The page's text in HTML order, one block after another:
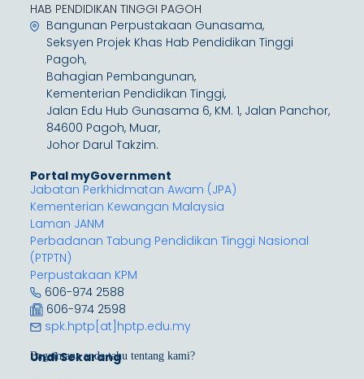
HAB PENDIDIKAN TINGGI PAGOH
Bangunan Perpustakaan Gunasama,
Seksyen Projek Khas Hab Pendidikan Tinggi
Pagoh,
Bahagian Pembangunan,
Kementerian Pendidikan Tinggi,
Jalan Edu Hub Gunasama 6, KM. 1, Jalan Panchor,
84600 Pagoh, Muar,
Johor Darul Takzim.
Portal myGovernment
Jabatan Perkhidmatan Awam (JPA)
Kementerian Kewangan Malaysia
Laman JANM
Perbadanan Tabung Pendidikan Tinggi Nasional
(PTPTN)
Perpustakaan KPM
606-974 2588
606-974 2598
spk.hptp[at]hptp.edu.my
Undi Sekarang
Bagaimana anda tahu tentang kami?